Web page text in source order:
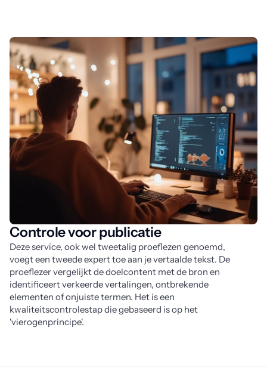
Controle voor publicatie
Deze service, ook wel tweetalig proeflezen genoemd,
voegt een tweede expert toe aan je vertaalde tekst. De
proeflezer vergelijkt de doelcontent met de bron en
identificeert verkeerde vertalingen, ontbrekende
elementen of onjuiste termen. Het is een
kwaliteitscontrolestap die gebaseerd is op het
'vierogenprincipe'.